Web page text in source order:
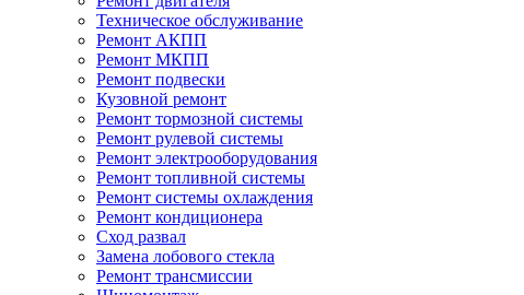
Техническое обслуживание
Ремонт АКПП
Ремонт МКПП
Ремонт подвески
Кузовной ремонт
Ремонт тормозной системы
Ремонт рулевой системы
Ремонт электрооборудования
Ремонт топливной системы
Ремонт системы охлаждения
Ремонт кондиционера
Сход развал
Замена лобового стекла
Ремонт трансмиссии